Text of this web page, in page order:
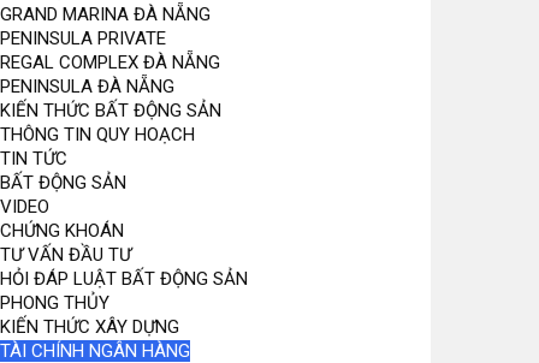
GRAND MARINA ĐÀ NẴNG
PENINSULA PRIVATE
REGAL COMPLEX ĐÀ NẴNG
PENINSULA ĐÀ NẴNG
KIẾN THỨC BẤT ĐỘNG SẢN
THÔNG TIN QUY HOẠCH
TIN TỨC
BẤT ĐỘNG SẢN
VIDEO
CHỨNG KHOÁN
TƯ VẤN ĐẦU TƯ
HỎI ĐÁP LUẬT BẤT ĐỘNG SẢN
PHONG THỦY
KIẾN THỨC XÂY DỰNG
TÀI CHÍNH NGÂN HÀNG